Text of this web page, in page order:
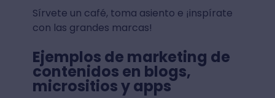
Sírvete un café, toma asiento e ¡inspírate
con las grandes marcas!
Ejemplos de marketing de
contenidos en blogs,
micrositios y apps